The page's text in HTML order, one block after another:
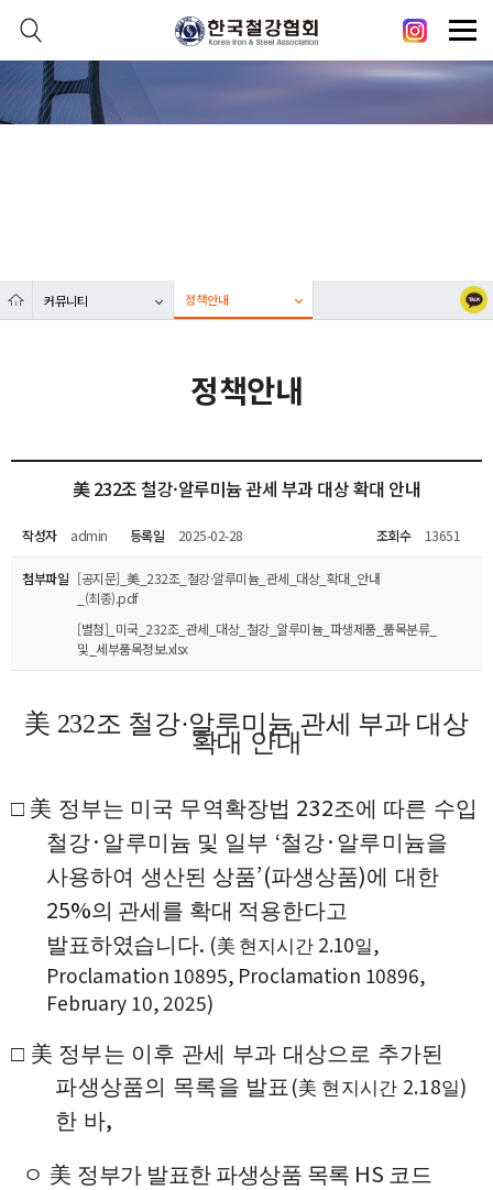
닫기
커뮤니티 정책안내
정책안내
美 232조 철강·알루미늄 관세 부과 대상 확대 안내
작성자 admin 등록일 2025-02-28 조회수 13651
첨부파일 [공지문]_美_232조_철강·알루미늄_관세_대상_확대_안내
_(최종).pdf
[별첨]_미국_232조_관세_대상_철강_알루미늄_파생제품_품목분류_
및_세부품목정보.xlsx
美 232조 철강·알루미늄 관세 부과 대상
확대 안내
□ 美 정부는 미국 무역확장법 232조에 따른 수입
철강· 알루미늄 및 일부 ‘철강· 알루미늄을
사용하여 생산된 상품’(파생상품)에 대한
25%의 관세를 확대 적용한다고
발표하였습니다. (美 현지시간 2.10일,
Proclamation 10895, Proclamation 10896,
February 10, 2025)
□ 美 정부는 이후 관세 부과 대상으로 추가된
파생상품의 목록을 발표 (美 현지시간 2.18일)
한 바,
ㅇ 美 정부가 발표한 파생상품 목록 HS 코드